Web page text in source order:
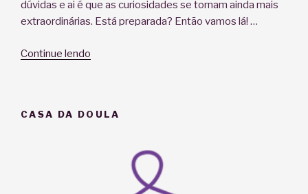
dúvidas e ai é que as curiosidades se tornam ainda mais
extraordinárias. Está preparada? Então vamos lá! …
Continue lendo
é
CASA DA DOULA